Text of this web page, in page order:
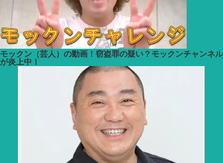
モックン（芸人）の動画！窃盗罪の疑い？モックンチャンネル
が炎上中！